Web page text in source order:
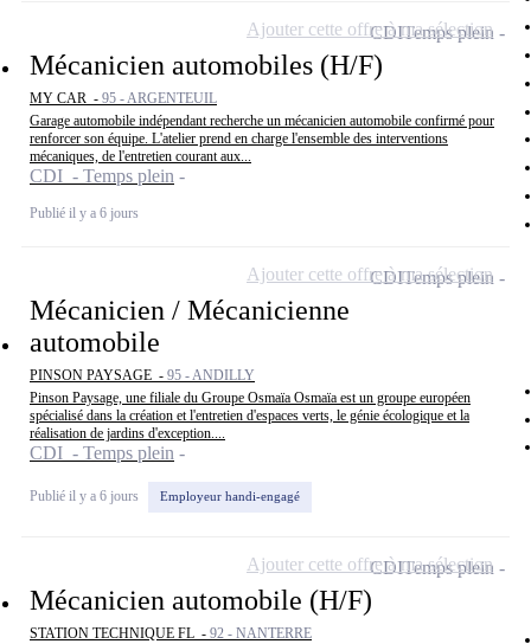
Mécanicien automobiles (H/F)
MY CAR - 95 - ARGENTEUIL
Garage automobile indépendant recherche un mécanicien automobile confirmé pour
renforcer son équipe. L'atelier prend en charge l'ensemble des interventions
mécaniques, de l'entretien courant aux...
CDI - Temps plein
Publié il y a 6 jours
CDITemps plein
Ajouter cette offre à ma sélection
Mécanicien / Mécanicienne
automobile
PINSON PAYSAGE - 95 - ANDILLY
Pinson Paysage, une filiale du Groupe Osmaïa Osmaïa est un groupe européen
spécialisé dans la création et l'entretien d'espaces verts, le génie écologique et la
réalisation de jardins d'exception....
CDI - Temps plein
Publié il y a 6 jours Employeur handi-engagé
CDITemps plein
Ajouter cette offre à ma sélection
Mécanicien automobile (H/F)
STATION TECHNIQUE FL - 92 - NANTERRE
CDITemps plein
Ajouter cette offre à ma sélection